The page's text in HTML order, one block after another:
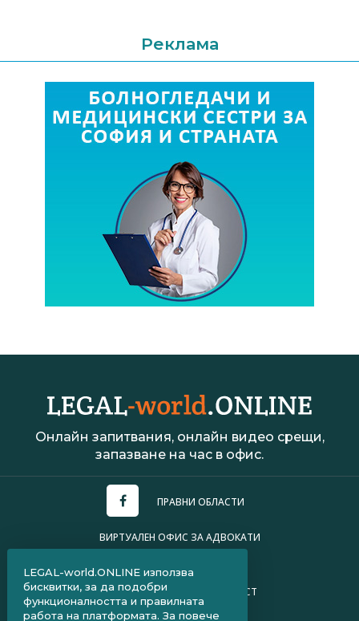
Реклама
Онлайн запитвания, онлайн видео срещи,
запазване на час в офис.
ПРАВНИ ОБЛАСТИ
ВИРТУАЛЕН ОФИС ЗА АДВОКАТИ
ПОЛИТИКА ЗА ПОВЕРИТЕЛНОСТ
LEGAL-world.ONLINE използва
бисквитки, за да подобри
функционалността и правилната
работа на платформата. За повече